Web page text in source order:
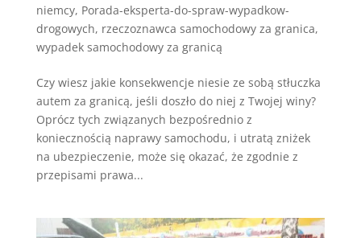
niemcy, Porada-eksperta-do-spraw-wypadkow-
drogowych, rzeczoznawca samochodowy za granica,
wypadek samochodowy za granicą
Czy wiesz jakie konsekwencje niesie ze sobą stłuczka
autem za granicą, jeśli doszło do niej z Twojej winy?
Oprócz tych związanych bezpośrednio z
koniecznością naprawy samochodu, i utratą zniżek
na ubezpieczenie, może się okazać, że zgodnie z
przepisami prawa...